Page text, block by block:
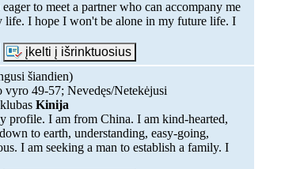
to meet a partner who can accompany me
life. I hope I won't be alone in my future life. I
šiandien)
vyro 49-57; Nevedęs/Netekėjusi
Kinija
profile. I am from China. I am kind-hearted,
to earth, understanding, easy-going,
I am seeking a man to establish a family. I